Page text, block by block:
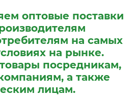
оптовые поставки
на самых
на рынке.
посредникам,
а также
лицам.